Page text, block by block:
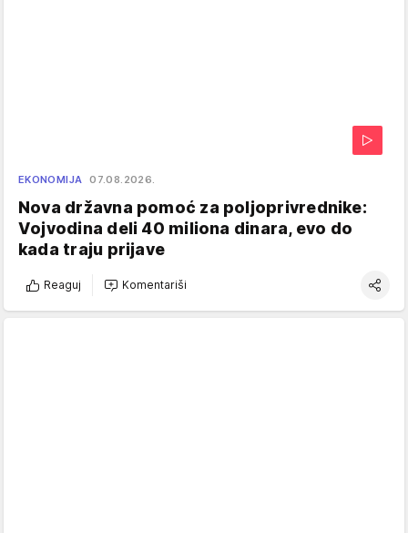
EKONOMIJA 07.08.2026.
Nova državna pomoć za poljoprivrednike:
Vojvodina deli 40 miliona dinara, evo do
kada traju prijave
Reaguj Komentariši